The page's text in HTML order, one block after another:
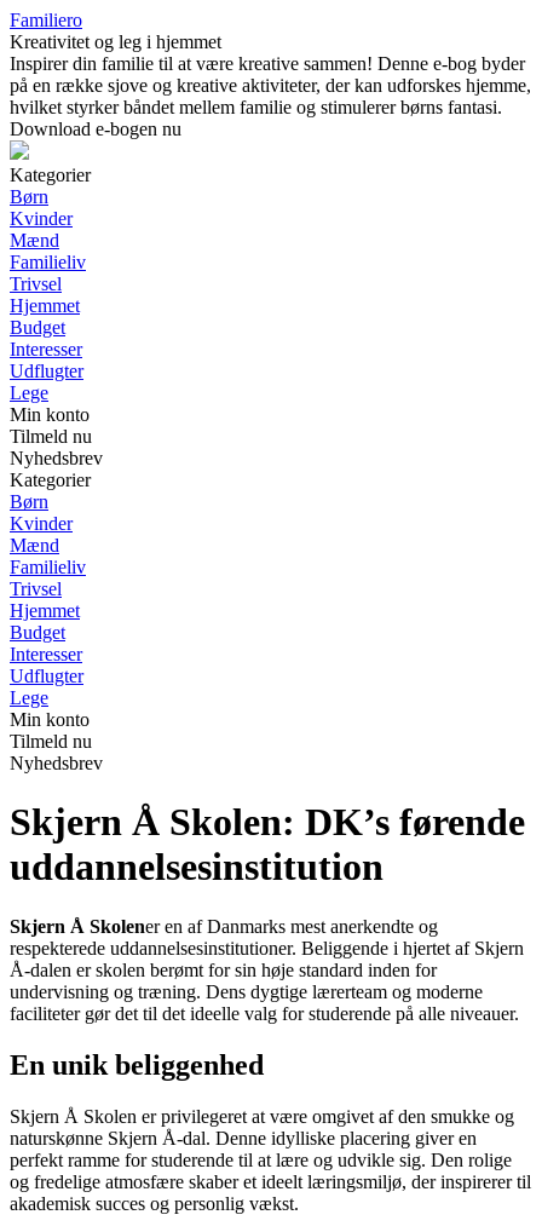
Familiero
Kreativitet og leg i hjemmet
Inspirer din familie til at være kreative sammen! Denne e-bog byder
på en række sjove og kreative aktiviteter, der kan udforskes hjemme,
hvilket styrker båndet mellem familie og stimulerer børns fantasi.
Download e-bogen nu
Kategorier
Børn
Kvinder
Mænd
Familieliv
Trivsel
Hjemmet
Budget
Interesser
Udflugter
Lege
Min konto
Tilmeld nu
Nyhedsbrev
Kategorier
Børn
Kvinder
Mænd
Familieliv
Trivsel
Hjemmet
Budget
Interesser
Udflugter
Lege
Min konto
Tilmeld nu
Nyhedsbrev
Skjern Å Skolen: DK’s førende
uddannelsesinstitution
Skjern Å Skolener en af Danmarks mest anerkendte og
respekterede uddannelsesinstitutioner. Beliggende i hjertet af Skjern
Å-dalen er skolen berømt for sin høje standard inden for
undervisning og træning. Dens dygtige lærerteam og moderne
faciliteter gør det til det ideelle valg for studerende på alle niveauer.
En unik beliggenhed
Skjern Å Skolen er privilegeret at være omgivet af den smukke og
naturskønne Skjern Å-dal. Denne idylliske placering giver en
perfekt ramme for studerende til at lære og udvikle sig. Den rolige
og fredelige atmosfære skaber et ideelt læringsmiljø, der inspirerer til
akademisk succes og personlig vækst.